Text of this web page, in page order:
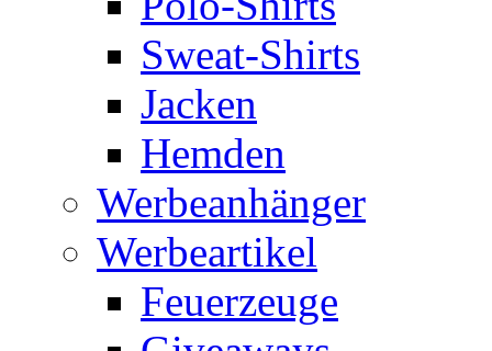
Sweat-Shirts
Jacken
Hemden
Werbeanhänger
Werbeartikel
Feuerzeuge